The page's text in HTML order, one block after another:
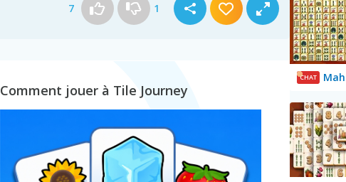
7 1
Comment jouer à Tile Journey
CHAT Mah